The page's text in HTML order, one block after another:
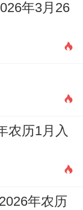
年3月26
农历1月入
年农历